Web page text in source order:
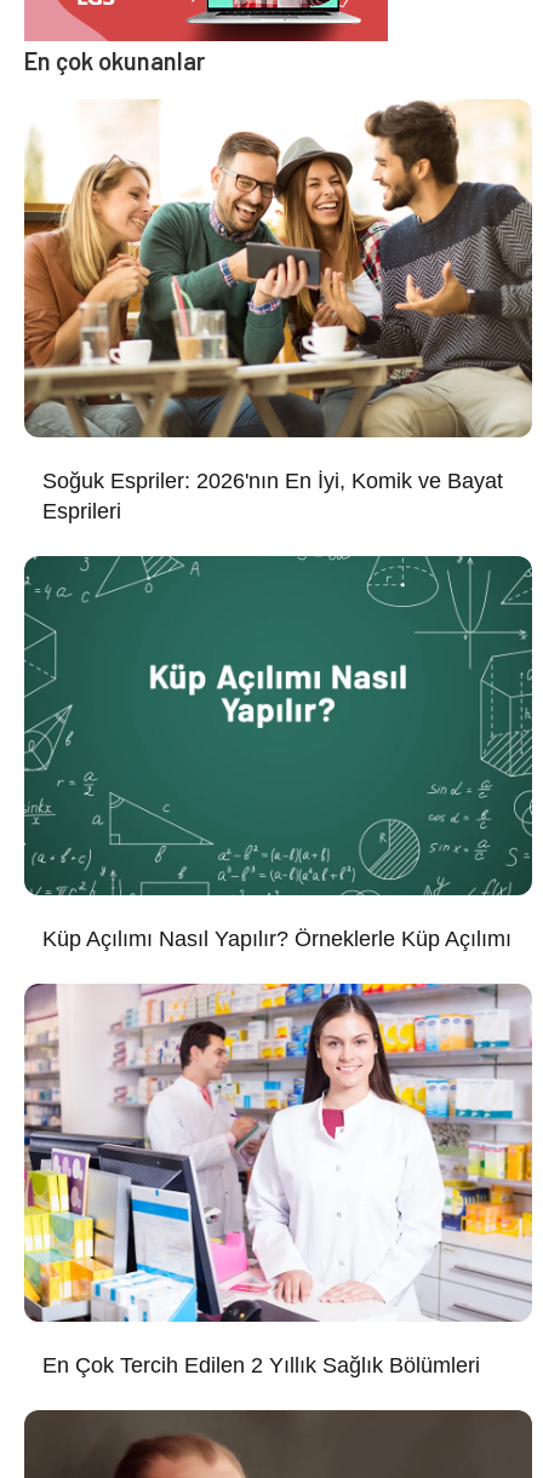
En çok okunanlar
Soğuk Espriler: 2026'nın En İyi, Komik ve Bayat
Esprileri
Küp Açılımı Nasıl Yapılır? Örneklerle Küp Açılımı
En Çok Tercih Edilen 2 Yıllık Sağlık Bölümleri